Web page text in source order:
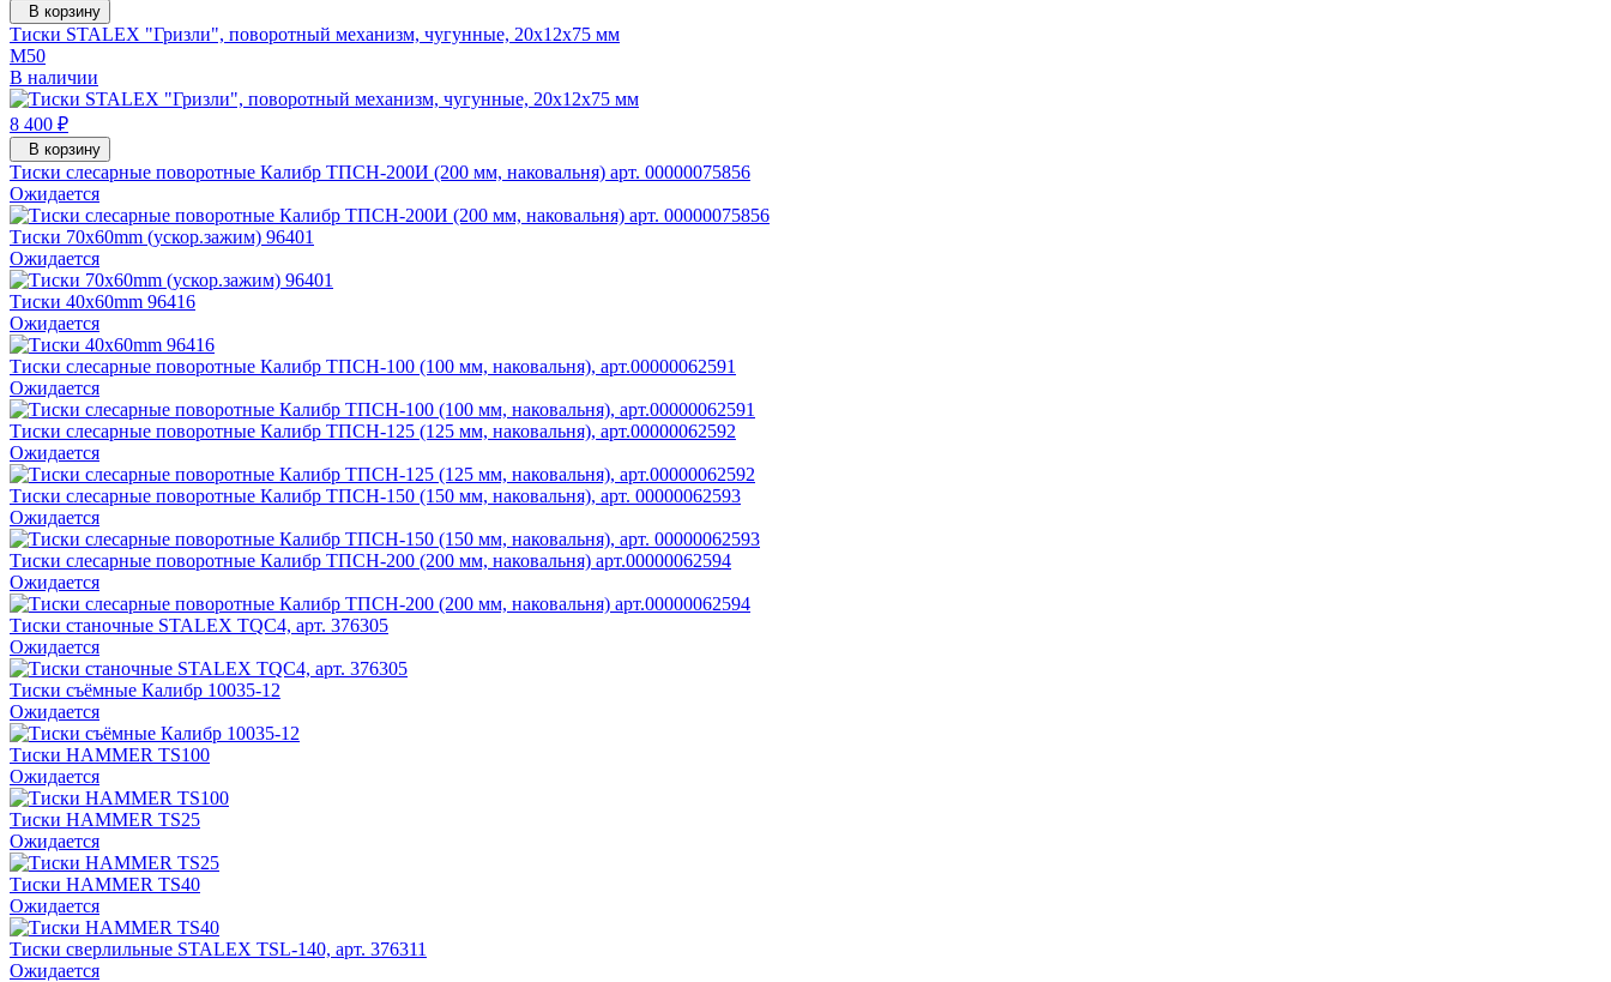
В корзину
Тиски STALEX "Гризли", поворотный механизм, чугунные, 20x12x75 мм
M50
В наличии
8 400 ₽
В корзину
Тиски слесарные поворотные Калибр ТПСН-200И (200 мм, наковальня) арт. 00000075856
Ожидается
Тиски 70х60mm (ускор.зажим) 96401
Ожидается
Тиски 40х60mm 96416
Ожидается
Тиски слесарные поворотные Калибр ТПСН-100 (100 мм, наковальня), арт.00000062591
Ожидается
Тиски слесарные поворотные Калибр ТПСН-125 (125 мм, наковальня), арт.00000062592
Ожидается
Тиски слесарные поворотные Калибр ТПСН-150 (150 мм, наковальня), арт. 00000062593
Ожидается
Тиски слесарные поворотные Калибр ТПСН-200 (200 мм, наковальня) арт.00000062594
Ожидается
Тиски станочные STALEX TQC4, арт. 376305
Ожидается
Тиски съёмные Калибр 10035-12
Ожидается
Тиски HAMMER TS100
Ожидается
Тиски HAMMER TS25
Ожидается
Тиски HAMMER TS40
Ожидается
Тиски сверлильные STALEX TSL-140, арт. 376311
Ожидается